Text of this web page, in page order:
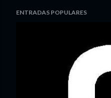
ENTRADAS POPULARES